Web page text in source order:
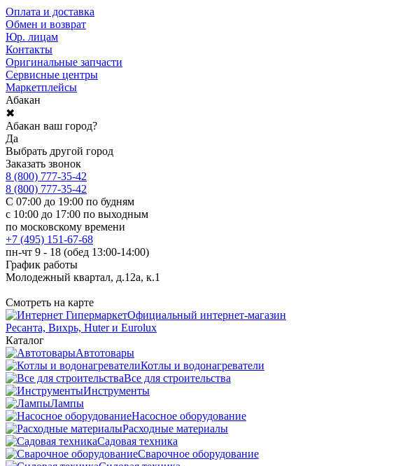
Оплата и доставка
Обмен и возврат
Юр. лицам
Контакты
Оригинальные запчасти
Сервисные центры
Маркетплейсы
Абакан
✖
Абакан ваш город?
Да
Выбрать другой город
Заказать звонок
8 (800) 777-35-42
8 (800) 777-35-42
С 07:00 до 19:00 по будням
с 10:00 до 17:00 по выходным
по московскому времени
+7 (495) 151-67-68
пн-чт 9 - 18 (обед 13:00-14:00)
График работы
Молодежный квартал, д.12а, к.1
Смотреть на карте
Официальный интернет-магазин
Ресанта, Вихрь, Huter и Eurolux
Каталог
Автотовары
Котлы и водонагреватели
Все для строительства
Инструменты
Лампы
Насосное оборудование
Расходные материалы
Садовая техника
Сварочное оборудование